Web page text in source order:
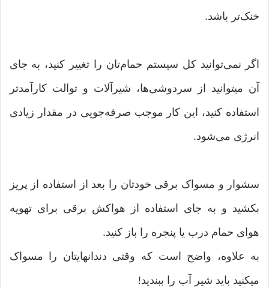
خنک‌تر باشد.
اگر نمی‌‎توانید کل سیستم حمام‌تان را تغییر کنید، به جای
آن می‎توانید از سردوشی‌‎ها، شیرآلات و توالت کارآمدتر
استفاده کنید، این کار موجب صرفه‏‌جویی در مقدار زیادی
انرژی می‌شود.
سشوار و مسواک برقی خودتان را بعد از استفاده از پریز
بکشید و به جای استفاده از هواکش برقی برای تهویه
هوای حمام درب یا پنجره‏ را باز کنید.
به علاوه، واضح است که وقتی دندان‏هایتان را مسواک
می‎کنید باید شیر آب را ببندید!